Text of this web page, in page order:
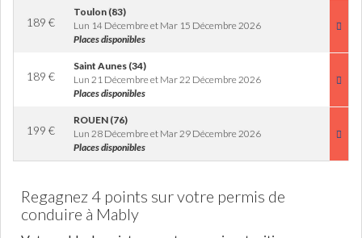
189 €
Toulon (83)
Lun 14 Décembre et Mar 15 Décembre 2026
Places disponibles
189 €
Saint Aunes (34)
Lun 21 Décembre et Mar 22 Décembre 2026
Places disponibles
199 €
ROUEN (76)
Lun 28 Décembre et Mar 29 Décembre 2026
Places disponibles
Regagnez 4 points sur votre permis de
conduire à Mably